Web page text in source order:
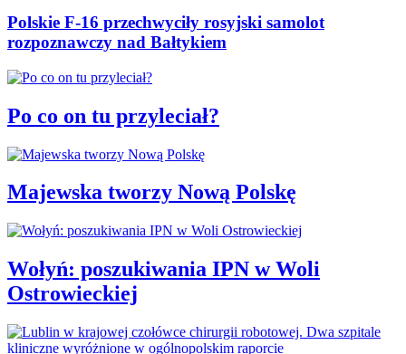
Polskie F-16 przechwyciły rosyjski samolot
rozpoznawczy nad Bałtykiem
Po co on tu przyleciał?
Majewska tworzy Nową Polskę
Wołyń: poszukiwania IPN w Woli
Ostrowieckiej